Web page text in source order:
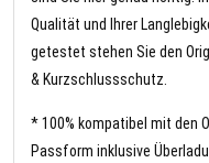
Qualität und Ihrer
getestet stehen Sie den
& Kurzschlussschutz.
* 100% kompatibel mit den
Passform inklusive